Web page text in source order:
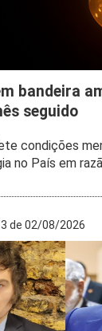
bandeira
seguido
condições
no País em
de 02/08/2026